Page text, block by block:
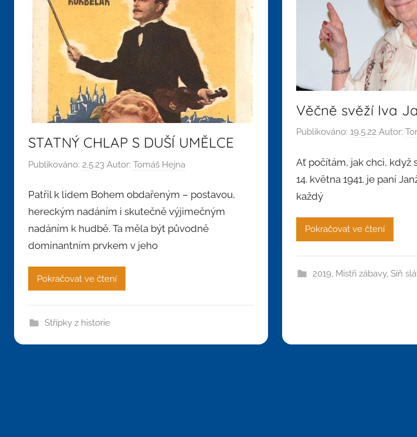
STATNÝ CHLAP S DUŠÍ UMĚLCE
Publikováno: 2.5.23 Autor: Tomáš Hejna
Patřil k lidem Bohem obdařeným – postavou,
hereckým nadáním i skutečně výjimečným
nadáním k hudbě. Ta měla být původně
dominantním prvkem v jeho
Pokračovat ve čtení
Střípky z historie
Věčně svěží Iva
Publikováno:19.5.22 Autor:
Ať počítám, jak chci, když
14. května 1941. je paní
každý
Pokračovat ve čtení
2019, Mistři zábavy, Síň